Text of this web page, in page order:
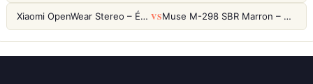
Xiaomi OpenWear Stereo – Écouteurs Open-Ear Hi-Res avec réduction de fuite sonore VS Muse M-298 SBR Marron – Casque Bluetooth ANC avec 66h d'autonomie